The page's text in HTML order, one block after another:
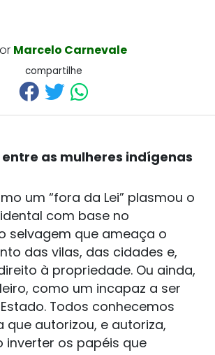
Marcelo Carnevale
compartilhe
as mulheres indígenas
um “fora da Lei” plasmou o
com base no
selvagem que ameaça o
das vilas, das cidades e,
à propriedade. Ou ainda,
como um incapaz a ser
Todos conhecemos
que autorizou, e autoriza,
inverter os papéis que